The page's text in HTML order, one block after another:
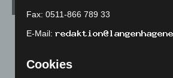
Blaulicht
Hannover und Region
Fax: 0511-866 789 33
E-Mail:
Cookies